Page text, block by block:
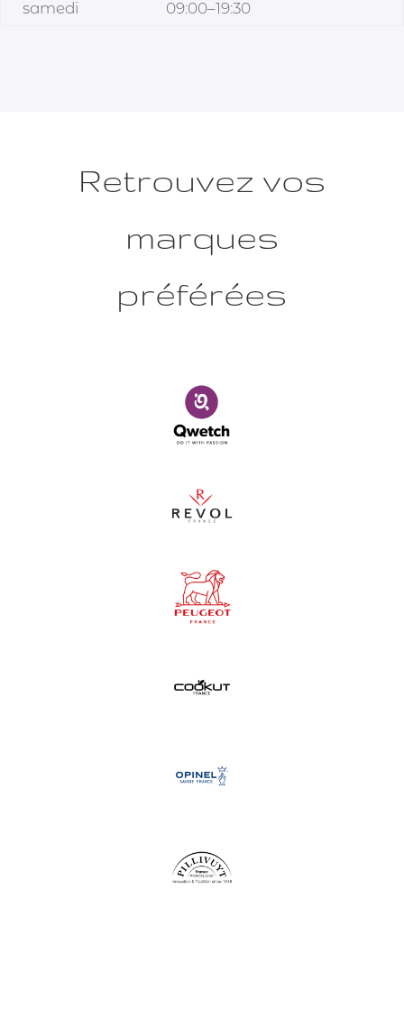
samedi 09:00–19:30
Retrouvez vos
marques
préférées